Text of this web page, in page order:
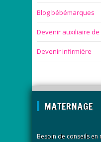
Blog bébémarques
Devenir auxiliaire
Devenir infirmière
MATERNAGE
Besoin de conseils